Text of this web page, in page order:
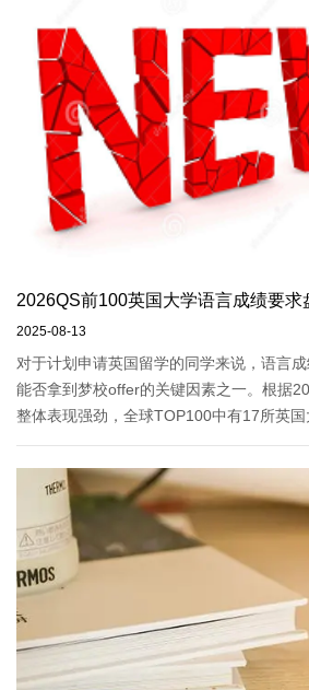
2026QS前100英国大学语言成绩要求
2025-08-13
对于计划申请英国留学的同学来说，语言
能否拿到梦校offer的关键因素之一。根据
整体表现强劲，全球TOP100中有17所英国